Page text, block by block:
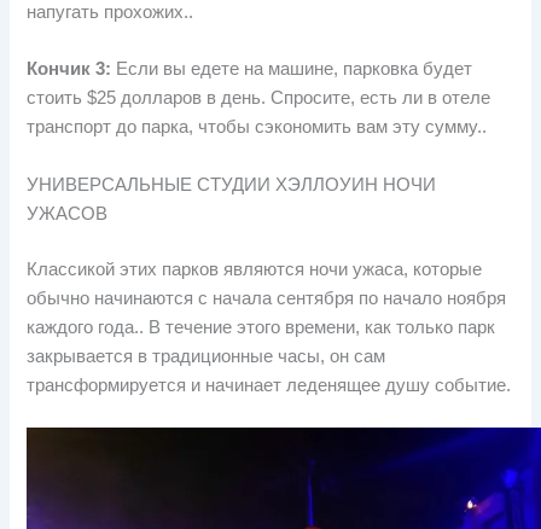
напугать прохожих..
Кончик 3: Если вы едете на машине, парковка будет
стоить $25 долларов в день. Спросите, есть ли в отеле
транспорт до парка, чтобы сэкономить вам эту сумму..
УНИВЕРСАЛЬНЫЕ СТУДИИ ХЭЛЛОУИН НОЧИ
УЖАСОВ
Классикой этих парков являются ночи ужаса, которые
обычно начинаются с начала сентября по начало ноября
каждого года.. В течение этого времени, как только парк
закрывается в традиционные часы, он сам
трансформируется и начинает леденящее душу событие.